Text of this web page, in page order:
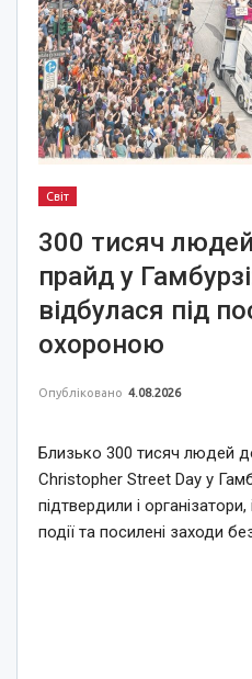
Світ
300 тисяч
прайд у
відбулася під
охороною
Опубліковано 4.08.2026
Близько 300 тисяч людей
Christopher Street Day у
підтвердили і
події та посилені заходи